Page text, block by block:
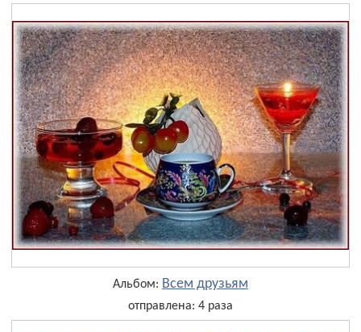
Альбом: Всем друзьям
отправлена: 4 раза